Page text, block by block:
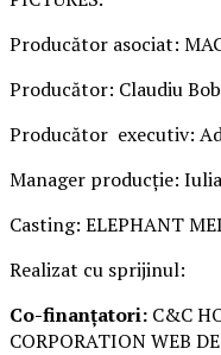
Producător asociat:
Producător: Claudiu
Producător executiv:
Manager producție:
Casting: ELEPHANT
Realizat cu sprijinul:
Co-finanțatori: C&C
CORPORATION WEB